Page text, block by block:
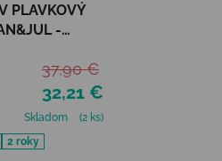
PLAVKOVÝ
-
32,21 €
37,90 €
Skladom
(2 ks)
2 roky